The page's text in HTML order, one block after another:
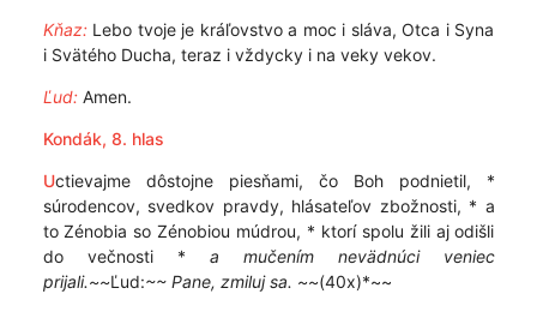
Kňaz:Lebo tvoje je kráľovstvo a moc i sláva, Otca i Syna
i Svätého Ducha, teraz i vždycky i na veky vekov.
Ľud:Amen.
Kondák, 8. hlas
Uctievajme dôstojne piesňami, čo Boh podnietil, *
súrodencov, svedkov pravdy, hlásateľov zbožnosti, * a
to Zénobia so Zénobiou múdrou, * ktorí spolu žili aj odišli
do večnosti * a mučením nevädnúci veniec
prijali.~~Ľud:~~ Pane, zmiluj sa. ~~(40x)*~~